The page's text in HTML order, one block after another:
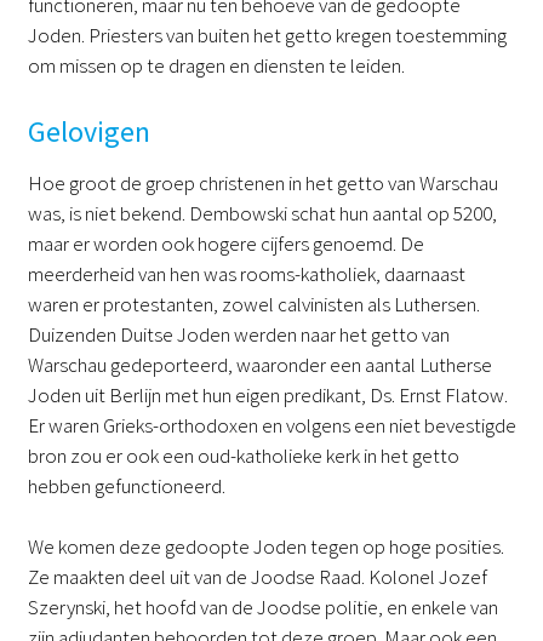
Joden. Priesters van buiten het getto kregen toestemming
om missen op te dragen en diensten te leiden.
Gelovigen
Hoe groot de groep christenen in het getto van Warschau
was, is niet bekend. Dembowski schat hun aantal op 5200,
maar er worden ook hogere cijfers genoemd. De
meerderheid van hen was rooms-katholiek, daarnaast
waren er protestanten, zowel calvinisten als Luthersen.
Duizenden Duitse Joden werden naar het getto van
Warschau gedeporteerd, waaronder een aantal Lutherse
Joden uit Berlijn met hun eigen predikant, Ds. Ernst Flatow.
Er waren Grieks-orthodoxen en volgens een niet bevestigde
bron zou er ook een oud-katholieke kerk in het getto
hebben gefunctioneerd.
We komen deze gedoopte Joden tegen op hoge posities.
Ze maakten deel uit van de Joodse Raad. Kolonel Jozef
Szerynski, het hoofd van de Joodse politie, en enkele van